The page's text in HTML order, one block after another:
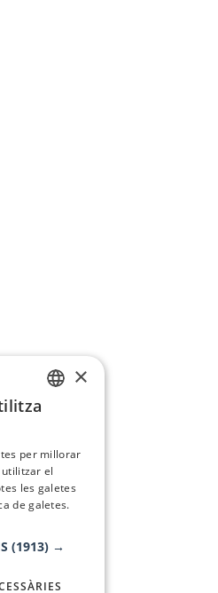
×
per millorar
el
les galetes
de galetes.
(1913) →